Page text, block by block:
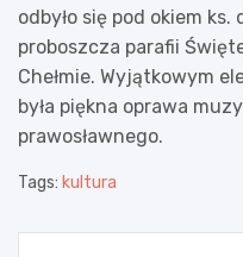
odbyło się pod okiem ks.
proboszcza parafii
Chełmie. Wyjątkowym
była piękna oprawa
prawosławnego.
Tags: kultura